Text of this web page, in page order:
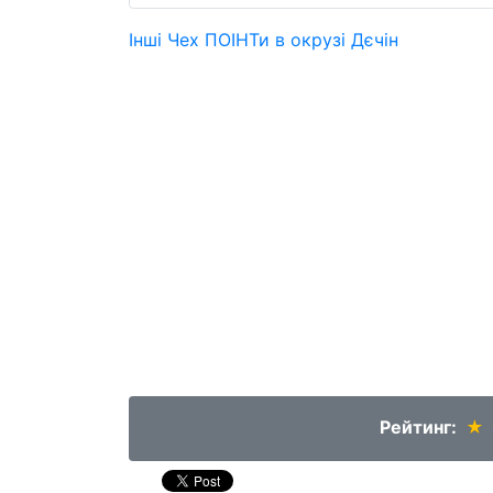
Інші Чех ПОІНТи в окрузі Дєчін
Рейтинг: ★
★